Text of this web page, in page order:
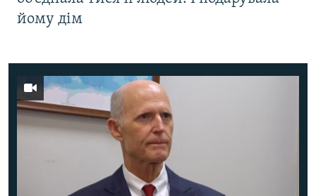
йому дім